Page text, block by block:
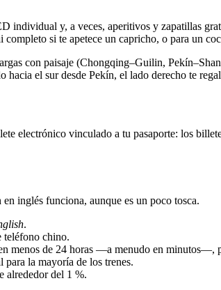
individual y, a veces, aperitivos y zapatillas
si te apetece un capricho, o para un
con paisaje (Chongqing–Guilin,
el sur desde Pekín, el lado derecho te
electrónico vinculado a tu pasaporte: los
inglés funciona, aunque es un poco tosca.
.
teléfono chino.
menos de 24 horas —a menudo en minutos—,
para la mayoría de los trenes.
alrededor del 1 %.